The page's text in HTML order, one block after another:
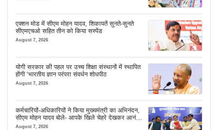
एक्शन मोड में सीएम मोहन यादव, शिकायतें सुनते-सुनते
सीएमएचओ सहित तीन को किया सस्पेंड
August 7, 2026
योगी सरकार की पहल पर उच्च शिक्षा संस्थानों में स्थापित
होंगी ‘भारतीय ज्ञान परंपरा संवर्धन शोधपीठ
August 7, 2026
कर्मचारियों-अधिकारियों ने किया मुख्यमंत्री का अभिनंदन,
सीएम मोहन यादव बोले- आपके खिले चेहरे देखकर आनंद
आता है
August 7, 2026